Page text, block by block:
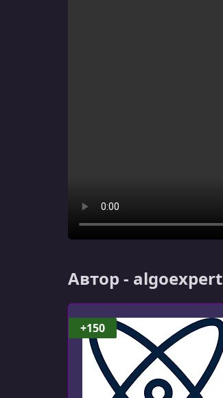
Автор - algoexpert
+150